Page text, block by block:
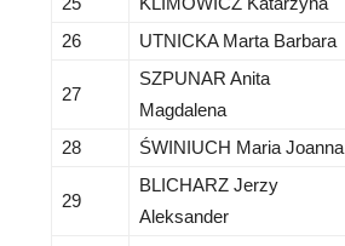
26
UTNICKA Marta Barbara
27
SZPUNAR Anita
Magdalena
28 ŚWINIUCH Maria Joanna
29
BLICHARZ Jerzy
Aleksander